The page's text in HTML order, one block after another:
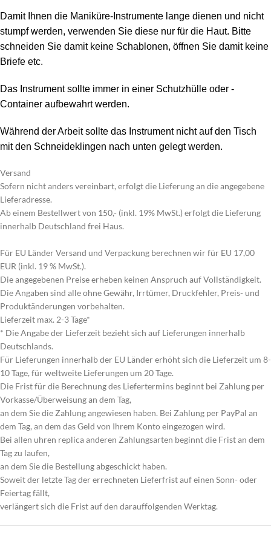
Damit Ihnen die Maniküre-Instrumente lange dienen und nicht
stumpf werden, verwenden Sie diese nur für die Haut. Bitte
schneiden Sie damit keine Schablonen, öffnen Sie damit keine
Briefe etc.
Das Instrument sollte immer in einer Schutzhülle oder -
Container aufbewahrt werden.
Während der Arbeit sollte das Instrument nicht auf den Tisch
mit den Schneideklingen nach unten gelegt werden.
Versand
Sofern nicht anders vereinbart, erfolgt die Lieferung an die angegebene
Lieferadresse.
Ab einem Bestellwert von 150,- (inkl. 19% MwSt.) erfolgt die Lieferung
innerhalb Deutschland frei Haus.
Für EU Länder Versand und Verpackung berechnen wir für EU 17,00
EUR (inkl. 19 % MwSt.).
Die angegebenen Preise erheben keinen Anspruch auf Vollständigkeit.
Die Angaben sind alle ohne Gewähr, Irrtümer, Druckfehler, Preis- und
Produktänderungen vorbehalten.
Lieferzeit max. 2-3 Tage*
* Die Angabe der Lieferzeit bezieht sich auf Lieferungen innerhalb
Deutschlands.
Für Lieferungen innerhalb der EU Länder erhöht sich die Lieferzeit um 8-
10 Tage, für weltweite Lieferungen um 20 Tage.
Die Frist für die Berechnung des Liefertermins beginnt bei Zahlung per
Vorkasse/Überweisung an dem Tag,
an dem Sie die Zahlung angewiesen haben. Bei Zahlung per PayPal an
dem Tag, an dem das Geld von Ihrem Konto eingezogen wird.
Bei allen uhren replica anderen Zahlungsarten beginnt die Frist an dem
Tag zu laufen,
an dem Sie die Bestellung abgeschickt haben.
Soweit der letzte Tag der errechneten Lieferfrist auf einen Sonn- oder
Feiertag fällt,
verlängert sich die Frist auf den darauffolgenden Werktag.